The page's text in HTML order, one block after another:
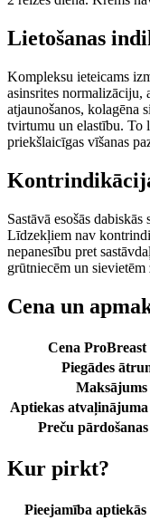
Lietošanas
Kompleksu ieteicams
asinsrites normalizāciju,
atjaunošanos, kolagēna
tvirtumu un elastību. To
priekšlaicīgas vīšanas
Sastāvā esošās
Līdzekļiem nav
nepanesību pret
grūtniecēm un
Cena un
Cena ProBreast
Piegādes
Maksājums
Aptiekas
Preču
Kur pirkt?
Pieejamība aptiekās